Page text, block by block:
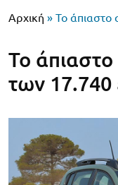
Αρχική » Το άπιαστο
Το
των